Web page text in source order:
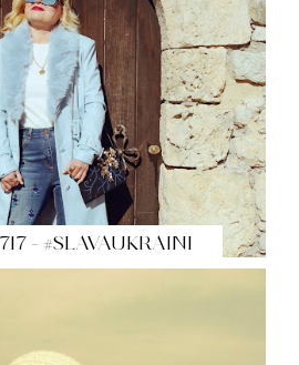
- #SLAVAUKRAINI